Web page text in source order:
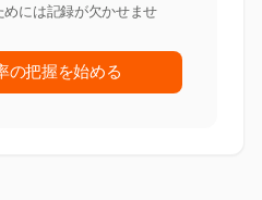
には記録が欠かせませ
の把握を始める